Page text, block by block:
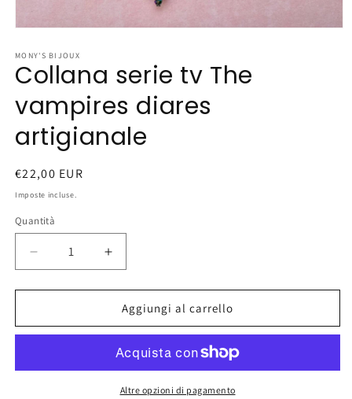
multimediali
1
in
modale
MONY'S BIJOUX
Collana serie tv The
vampires diares
artigianale
Prezzo
di
€22,00 EUR
Imposte incluse.
Quantità
Diminuisci
quantità
per
serie
vampires
Aumenta
quantità
per
Collana
serie
The
vampires
diares
Aggiungi al carrello
Altre opzioni di pagamento